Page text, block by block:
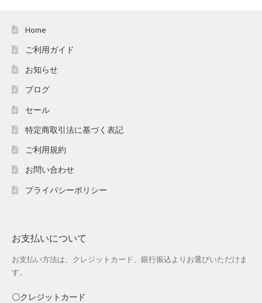
ベンダー登録
ホワイトデー特集
マイアカウント
配送先住所
冬服ファッション特集
商品一覧
夏服ファッション特集
Home
ご利用ガイド
お知らせ
ブログ
セール
特定商取引法に基づく表記
ご利用規約
お問い合わせ
プライバシーポリシー
お支払いについて
お支払い方法は、クレジットカード、銀行振込よりお選びいただけま
す。
〇クレジットカード